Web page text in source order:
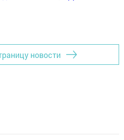
новости